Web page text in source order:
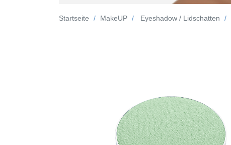
Startseite MakeUP Eyeshadow / Lidschatten